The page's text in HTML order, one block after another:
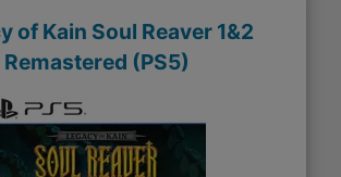
of Kain Soul Reaver 1&2
Remastered (PS5)